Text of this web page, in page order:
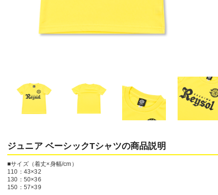
ジュニア ベーシックTシャツの商品説明
■サイズ（着丈×身幅/cm）
110：43×32
130：50×36
150：57×39